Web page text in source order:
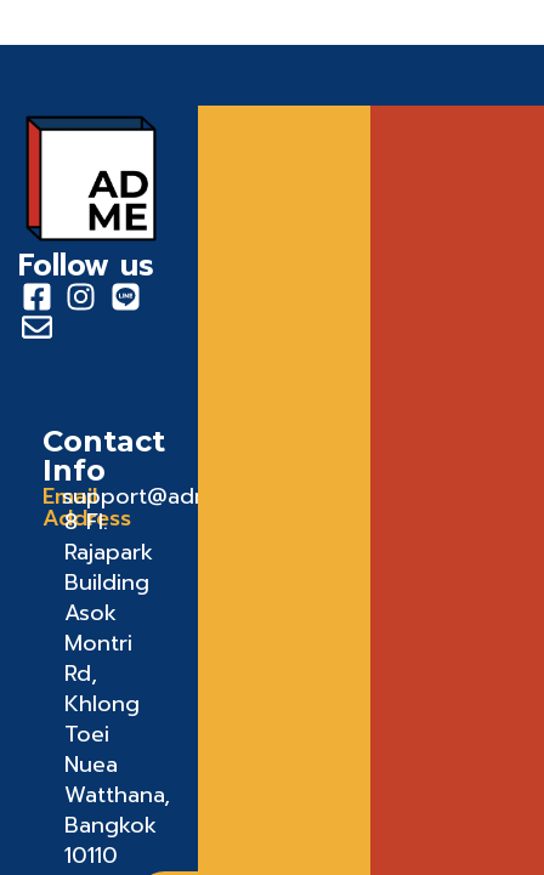
Follow us
Contact
Info
Email
support@admeadme.co
Address
8 FI.
Rajapark
Building
Asok
Montri
Rd,
Khlong
Toei
Nuea
Watthana,
Bangkok
10110